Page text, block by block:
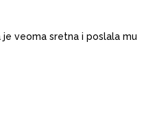
veoma sretna i poslala mu